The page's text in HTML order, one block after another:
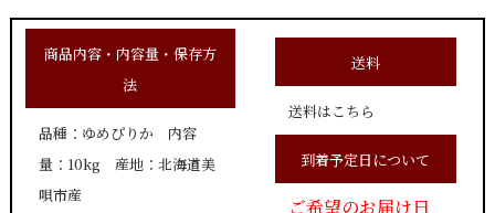
商品内容・内容量・保存方
法
品種：ゆめぴりか 内容
量：10kg 産地：北海道美
唄市産
送料
送料はこちら
到着予定日について
ご希望のお届け日